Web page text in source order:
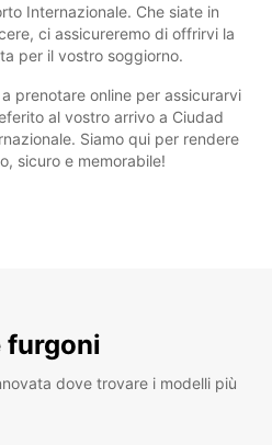
Internazionale. Che siate in
ci assicureremo di offrirvi la
per il vostro soggiorno.
prenotare online per assicurarvi
al vostro arrivo a Ciudad
Siamo qui per rendere
sicuro e memorabile!
furgoni
dove trovare i modelli più